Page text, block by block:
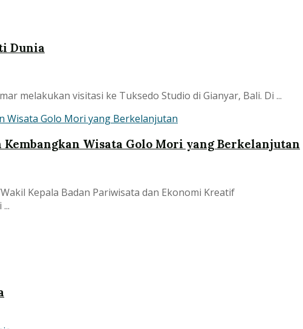
Dunia
melakukan visitasi ke Tuksedo Studio di Gianyar, Bali. Di ...
Wisata Golo Mori yang Berkelanjutan
Kepala Badan Pariwisata dan Ekonomi Kreatif